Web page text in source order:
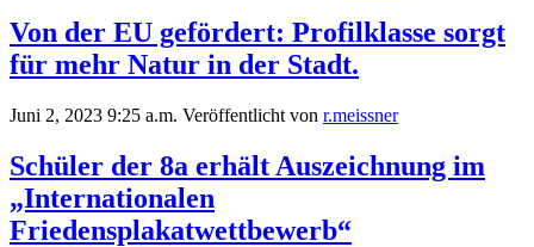
Von der EU gefördert: Profilklasse sorgt
für mehr Natur in der Stadt.
Juni 2, 2023 9:25 a.m. Veröffentlicht von r.meissner
Schüler der 8a erhält Auszeichnung im
„Internationalen
Friedensplakatwettbewerb“